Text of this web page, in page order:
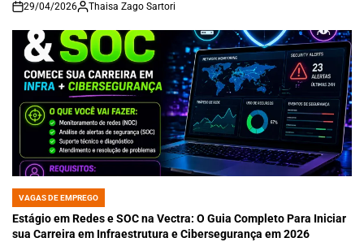
on
29/04/2026 Thaisa Zago Sartori
POSTED
IN
VAGAS DE EMPREGO
Estágio em Redes e SOC na Vectra: O Guia Completo Para Iniciar
sua Carreira em Infraestrutura e Cibersegurança em 2026